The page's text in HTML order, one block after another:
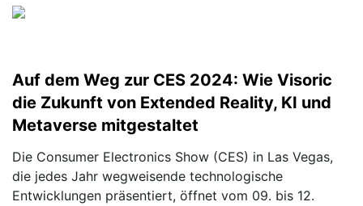
Auf dem Weg zur CES 2024: Wie Visoric
die Zukunft von Extended Reality, KI und
Metaverse mitgestaltet
Die Consumer Electronics Show (CES) in Las Vegas,
die jedes Jahr wegweisende technologische
Entwicklungen präsentiert, öffnet vom 09. bis 12.